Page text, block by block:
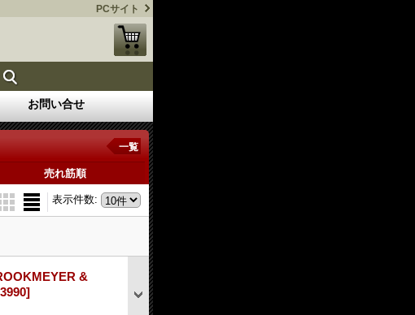
PCサイト
お問い合せ
一覧
売れ筋順
表示件数:
&